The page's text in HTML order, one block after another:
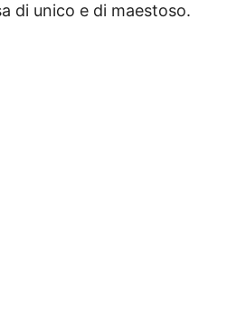
di unico e di maestoso.